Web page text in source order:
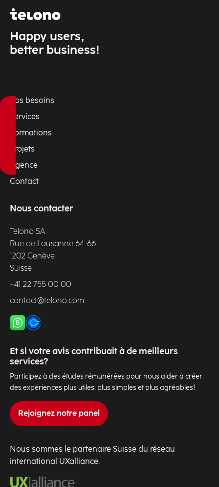
Happy users,
better business!
Vos besoins
Services
Formations
Projets
Agence
Contact
Nous contacter
Telono SA
Rue de Lausanne 64-66
1202 Genève
Suisse
+41 22 755 00 00
contact@telono.com
Et si votre avis contribuait à de meilleurs
services?
Participez à des études rémunérées pour nous aider à créer
des expériences plus utiles, plus simples et plus agréables!
Rejoignez notre panel
Nous sommes le partenaire Suisse du réseau
international UXalliance.